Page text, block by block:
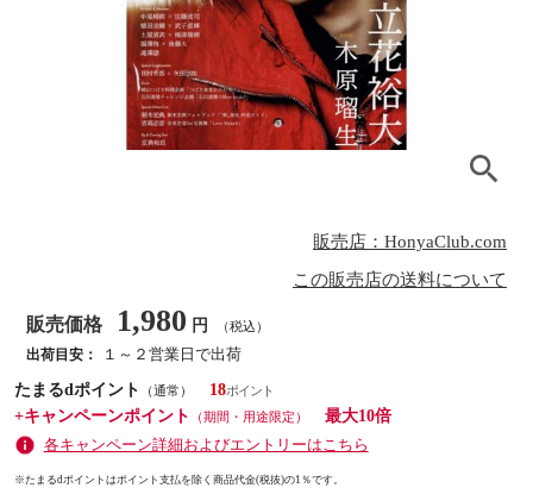
販売店：HonyaClub.com
この販売店の送料について
販売価格 1,980 円 （税込）
出荷目安：
１～２営業日で出荷
たまるdポイント
（通常）
18
+キャンペーンポイント
（期間・用途限定）
最大10倍
各キャンペーン詳細およびエントリーはこちら
※たまるdポイントはポイント支払を除く商品代金(税抜)の1％です。